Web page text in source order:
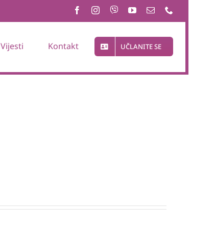
Vijesti Kontakt UČLANITE SE